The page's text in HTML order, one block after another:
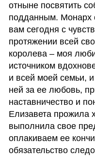
отныне посвятить
подданным. Монарх
вам сегодня с
протяжении всей
королева – моя
источником
и всей моей семьи,
ней за ее любовь,
наставничество и
Елизавета прожила
выполнила свое
оплакиваем ее
обязательство